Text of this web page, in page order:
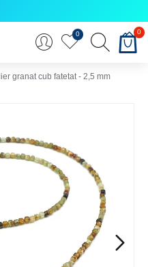
0 0
granat cub fatetat - 2,5 mm